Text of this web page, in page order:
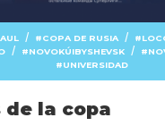
/ COPA DE RUSIA /
/ NOVOKÚIBYSHEVSK /
UNIVERSIDAD
de la copa